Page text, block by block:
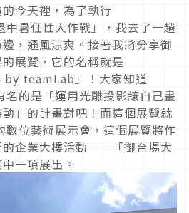
今天裡，為了執行
暑任性大作戰」，我去了一趟
，通風涼爽。接著我將分享御
展覽，它的名稱就是
by teamLab」！大家知道
名的是「運用光雕投影讓自己畫
」的計畫對吧！而這個展覽就
位藝術展示會，這個展覽將作
的企業大樓活動──「御台場大
一項展出。